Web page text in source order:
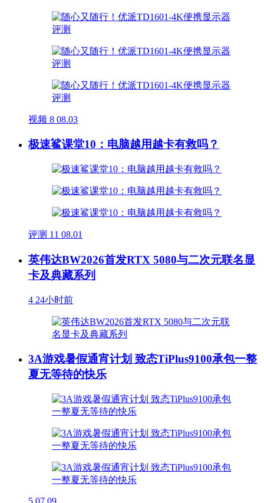
视频 8 08.03
极速鲨课堂10：电脑越用越卡有救吗？
评测 11 08.01
英伟达BW2026首发RTX 5080与二次元联名显
卡及典藏系列
4 24小时前
3A游戏暑假通宵计划 致态TiPlus9100承包一整
夏无等待的快乐
5 07.09